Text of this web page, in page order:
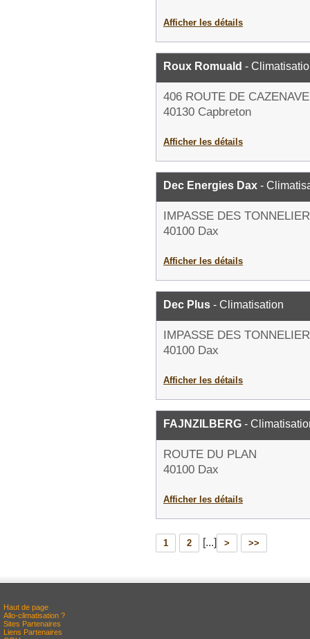
Afficher les détails
Roux Romuald -
406 ROUTE DE CAZENAVE
40130 Capbreton
Afficher les détails
Dec Energies Dax -
IMPASSE DES
40100 Dax
Afficher les détails
Dec Plus - Climatisation
IMPASSE DES
40100 Dax
Afficher les détails
FAJNZILBERG -
ROUTE DU PLAN
40100 Dax
Afficher les détails
1 2 [...] > >>
Haut de page
Allo-climatisation ?
Sites Partenaires
Liens Partenaires